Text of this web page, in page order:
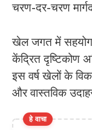
चरण-दर-चरण
खेल जगत में सहयोग,
केंद्रित दृष्टिकोण
इस वर्ष खेलों के
और वास्तविक
हे वाचा